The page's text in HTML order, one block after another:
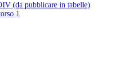
(da pubblicare in tabelle)
1